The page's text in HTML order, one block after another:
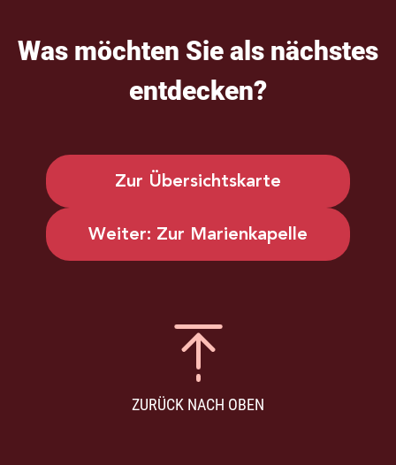
Was möch­ten Sie als nächs­tes
entdecken?
Zur Über­sichts­kar­te
Wei­ter: Zur Marienkapelle
ZURÜCK NACH OBEN